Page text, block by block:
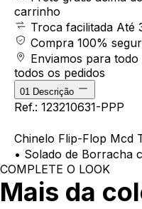
carrinho
Troca facilitada Até
Compra 100%
Enviamos para
todos os pedidos
01 Descrição
Ref.: 123210631-PPP
Chinelo Flip-Flop Mcd
• Solado de Borracha
COMPLETE O LOOK
Mais da